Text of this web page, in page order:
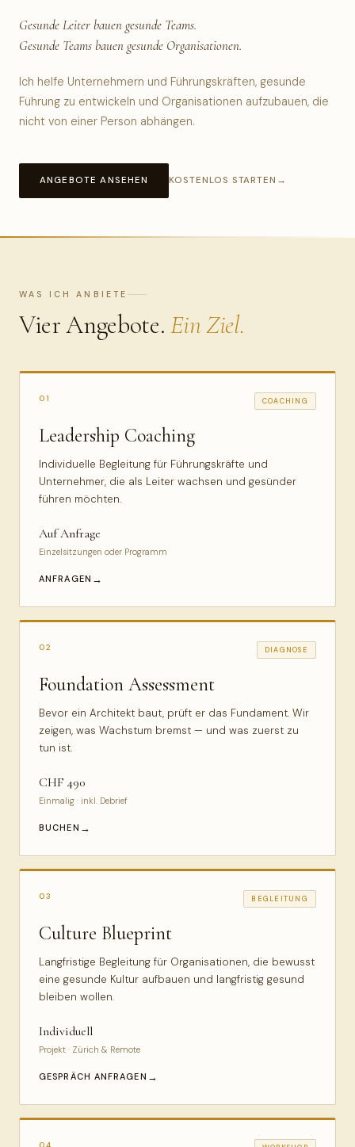
Gesunde Leiter bauen gesunde Teams.
Gesunde Teams bauen gesunde Organisationen.
Ich helfe Unternehmern und Führungskräften, gesunde
Führung zu entwickeln und Organisationen aufzubauen, die
nicht von einer Person abhängen.
ANGEBOTE ANSEHEN KOSTENLOS STARTEN
WAS ICH ANBIETE
Vier Angebote.Ein Ziel.
01 COACHING
Leadership Coaching
Individuelle Begleitung für Führungskräfte und
Unternehmer, die als Leiter wachsen und gesünder
führen möchten.
Auf Anfrage
Einzelsitzungen oder Programm
ANFRAGEN
02 DIAGNOSE
Foundation Assessment
Bevor ein Architekt baut, prüft er das Fundament. Wir
zeigen, was Wachstum bremst — und was zuerst zu
tun ist.
CHF 490
Einmalig · inkl. Debrief
BUCHEN
03 BEGLEITUNG
Culture Blueprint
Langfristige Begleitung für Organisationen, die bewusst
eine gesunde Kultur aufbauen und langfristig gesund
bleiben wollen.
Individuell
Projekt · Zürich & Remote
GESPRÄCH ANFRAGEN
04